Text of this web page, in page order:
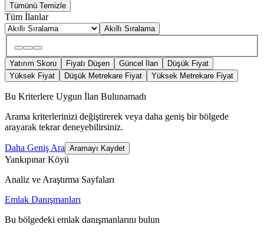
Tümünü Temizle
Tüm İlanlar
Akıllı Sıralama
Yatırım Skoru Fiyatı Düşen Güncel İlan
Düşük Fiyat
Yüksek Fiyat
Düşük Metrekare Fiyat Yüksek Metrekare Fiyat
Bu Kriterlere Uygun İlan Bulunamadı
Arama kriterlerinizi değiştirerek veya daha geniş bir bölgede
arayarak tekrar deneyebilirsiniz.
Daha Geniş Ara Aramayı Kaydet
Yankıpınar Köyü
Analiz ve Araştırma Sayfaları
Emlak Danışmanları
Bu bölgedeki emlak danışmanlarını bulun